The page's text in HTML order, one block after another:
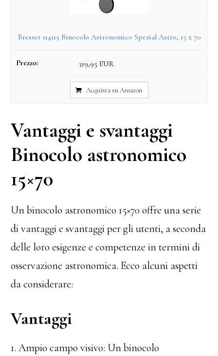
Bresser 114115 Binocolo Astronomico Spezial Astro, 15 x 70
319,95 EUR
Acquista su Amazon
Vantaggi e svantaggi
Binocolo astronomico
15×70
Un binocolo astronomico 15×70 offre una serie
di vantaggi e svantaggi per gli utenti, a seconda
delle loro esigenze e competenze in termini di
osservazione astronomica. Ecco alcuni aspetti
da considerare:
Vantaggi
1. Ampio campo visivo: Un binocolo